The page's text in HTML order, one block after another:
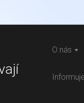
O nás